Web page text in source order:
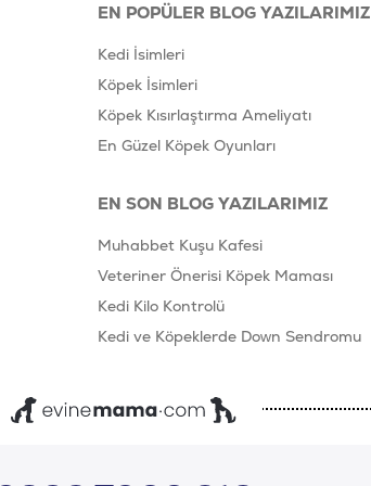
EN POPÜLER BLOG YAZILARIMIZ
Kedi İsimleri
Köpek İsimleri
Köpek Kısırlaştırma Ameliyatı
En Güzel Köpek Oyunları
EN SON BLOG YAZILARIMIZ
Muhabbet Kuşu Kafesi
Veteriner Önerisi Köpek Maması
Kedi Kilo Kontrolü
Kedi ve Köpeklerde Down Sendromu